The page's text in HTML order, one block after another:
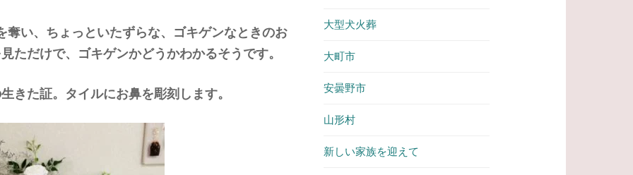
奪い、ちょっといたずらな、ゴキゲンなときのお
ただけで、ゴキゲンかどうかわかるそうです。
きた証。タイルにお鼻を彫刻します。
大型犬火葬
大町市
安曇野市
山形村
新しい家族を迎えて